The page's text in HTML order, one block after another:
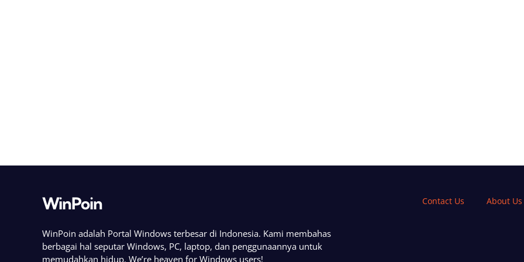
WinPoin
WinPoin adalah Portal Windows terbesar di Indonesia. Kami membahas
berbagai hal seputar Windows, PC, laptop, dan penggunaannya untuk
memudahkan hidup. We’re heaven for Windows users!
Contact Us About Us